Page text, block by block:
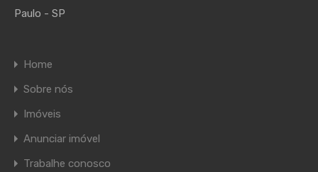
Paulo - SP
Home
Sobre nós
Imóveis
Anunciar imóvel
Trabalhe conosco